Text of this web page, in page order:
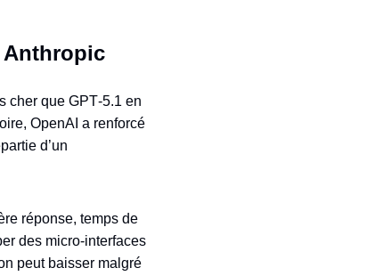
Anthropic
cher que GPT‑5.1 en
OpenAI a renforcé
d’un
réponse, temps de
des micro‑interfaces
peut baisser malgré